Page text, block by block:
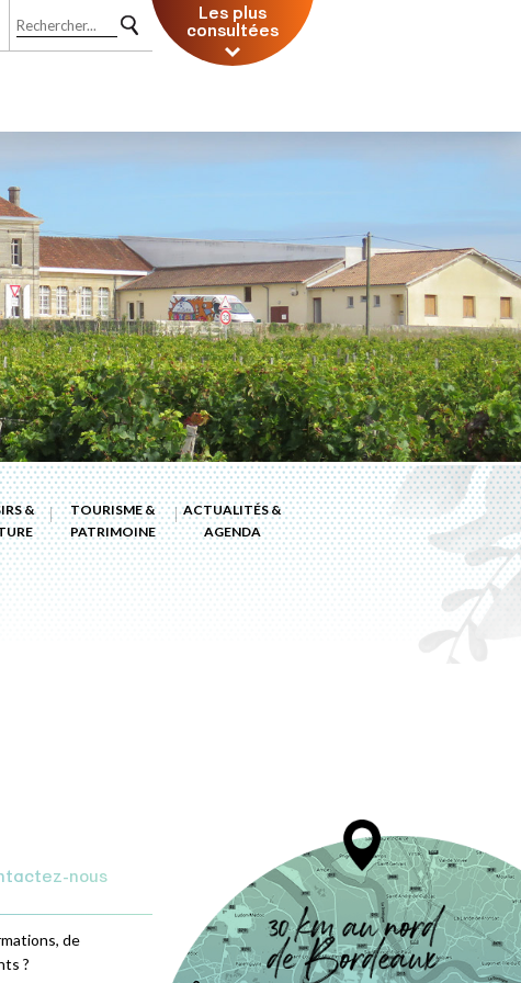
Les plus
consultées
&
TOURISME &
PATRIMOINE
ACTUALITÉS &
AGENDA
nous
de
?